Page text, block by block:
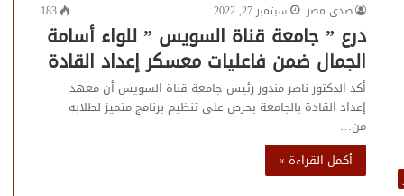
صدى مصر
سبتمبر 27, 2022 183
درع ” جامعة قناة السويس ” للواء أسامة
الجمال ضمن فاعليات معسكر إعداد القادة
أكد الدكتور ناصر مندور رئيس جامعة قناة السويس أن معهد
إعداد القادة بالجامعة يحرص على تنظيم برنامج متميز لطلابه
من…
أكمل القراءة »